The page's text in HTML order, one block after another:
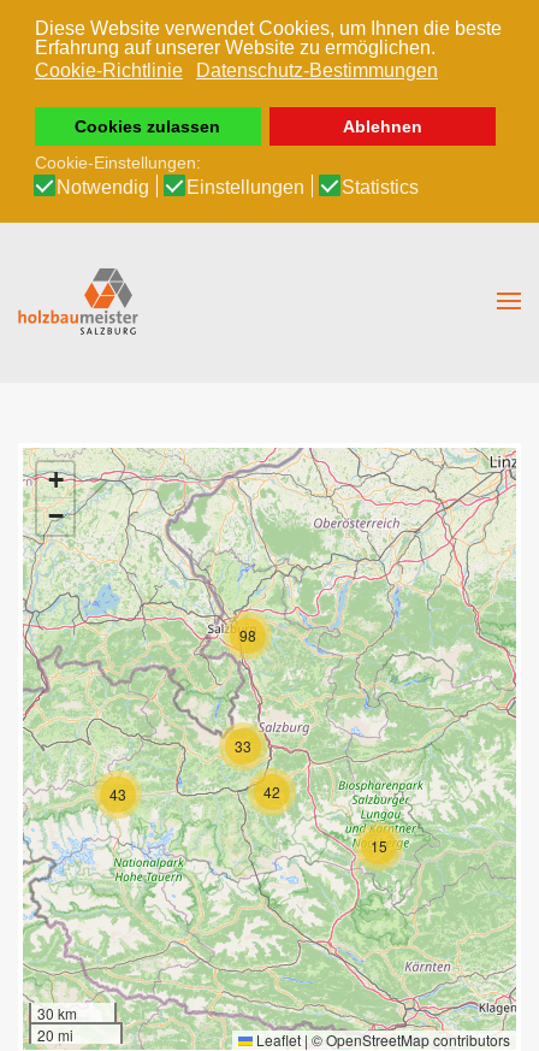
Diese Website verwendet Cookies, um Ihnen die beste
Erfahrung auf unserer Website zu ermöglichen.
Cookie-Richtlinie
Datenschutz-Bestimmungen
Cookies zulassen
Ablehnen
Cookie-Einstellungen:
Notwendig Einstellungen Statistics
Zum Hauptinhalt springen
15
33
42
43
98
+
−
30 km
20 mi
Leaflet | ©OpenStreetMapcontributors